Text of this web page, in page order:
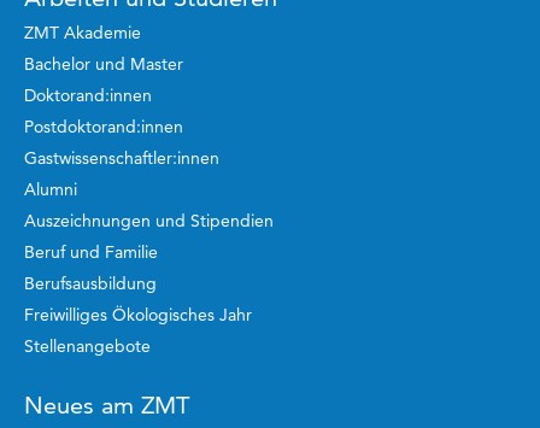
ZMT Akademie
Bachelor und Master
Doktorand:innen
Postdoktorand:innen
Gastwissenschaftler:innen
Alumni
Auszeichnungen und Stipendien
Beruf und Familie
Berufsausbildung
Freiwilliges Ökologisches Jahr
Stellenangebote
Neues am ZMT